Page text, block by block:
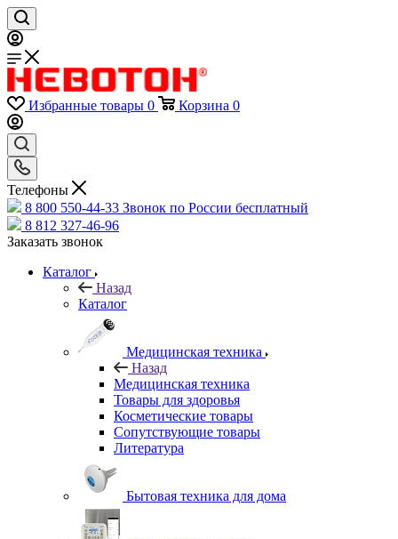
Избранные товары 0 Корзина 0
Телефоны
8 800 550-44-33 Звонок по России бесплатный
8 812 327-46-96
Заказать звонок
Каталог
Назад
Каталог
Медицинская техника
Назад
Медицинская техника
Товары для здоровья
Косметические товары
Сопутствующие товары
Литература
Бытовая техника для дома